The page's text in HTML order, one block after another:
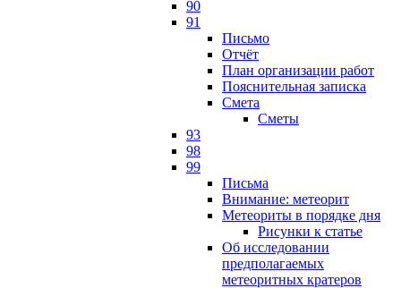
90
91
Письмо
Отчёт
План организации работ
Пояснительная записка
Смета
Сметы
93
98
99
Письма
Внимание: метеорит
Метеориты в порядке дня
Рисунки к статье
Об исследовании
предполагаемых
метеоритных кратеров